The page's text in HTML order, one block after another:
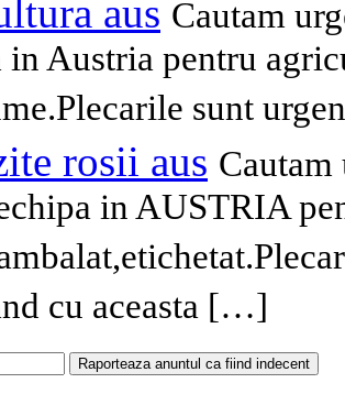
aus Cautam
in Austria pentru
sunt
rosii aus
in AUSTRIA
cu aceasta […]